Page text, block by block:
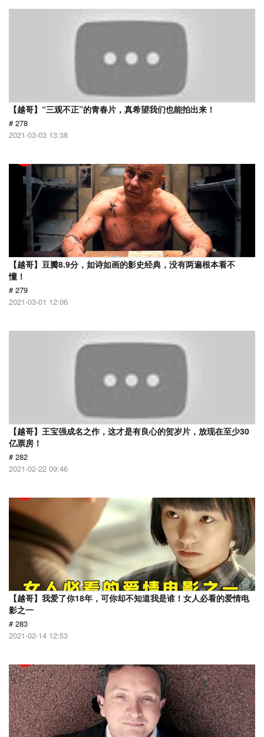
【越哥】“三观不正”的青春片，真希望我们也能拍出来！
# 278
2021-03-03 13:38
【越哥】豆瓣8.9分，如诗如画的影史经典，没有两遍根本看不
懂！
# 279
2021-03-01 12:06
【越哥】王宝强成名之作，这才是有良心的贺岁片，放现在至少30
亿票房！
# 282
2021-02-22 09:46
【越哥】我爱了你18年，可你却不知道我是谁！女人必看的爱情电
影之一
# 283
2021-02-14 12:53